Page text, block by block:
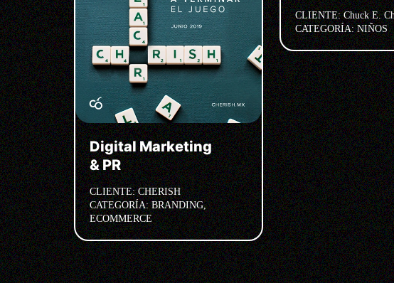
Digital Marketing
& PR
CLIENTE: CHERISH
CATEGORÍA: BRANDING,
ECOMMERCE
CLIENTE: Chuck E.
CATEGORÍA: NIÑOS